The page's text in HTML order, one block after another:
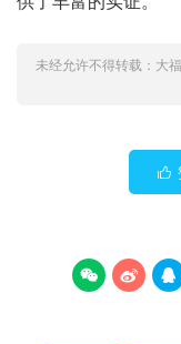
未经允许不得转载： 大

  